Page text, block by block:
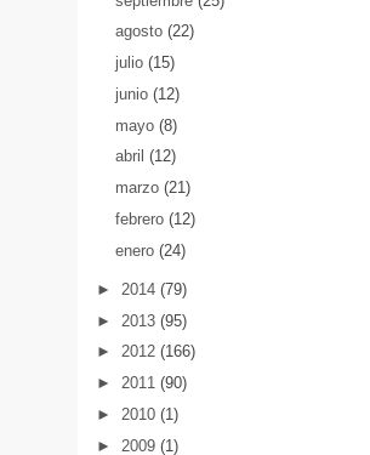
agosto (22)
julio (15)
junio (12)
mayo (8)
abril (12)
marzo (21)
febrero (12)
enero (24)
► 2014 (79)
► 2013 (95)
► 2012 (166)
► 2011 (90)
► 2010 (1)
► 2009 (1)